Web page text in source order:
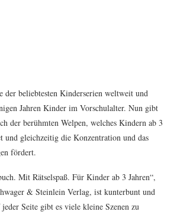
der beliebtesten Kinderserien weltweit und
Jahren Kinder im Vorschulalter. Nun gibt
der berühmten Welpen, welches Kindern ab 3
und gleichzeitig die Konzentration und das
fördert.
Mit Rätselspaß. Für Kinder ab 3 Jahren“,
& Steinlein Verlag, ist kunterbunt und
Seite gibt es viele kleine Szenen zu